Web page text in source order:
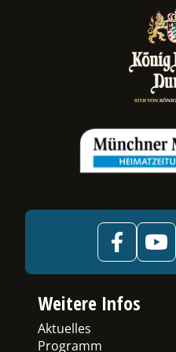
Weitere Infos
Aktuelles
Programm